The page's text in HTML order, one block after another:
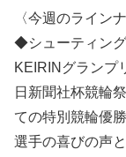
〈今週のライン
◆シューティン
KEIRINグランプ
日新聞社杯競輪
ての特別競輪優
選手の喜びの声